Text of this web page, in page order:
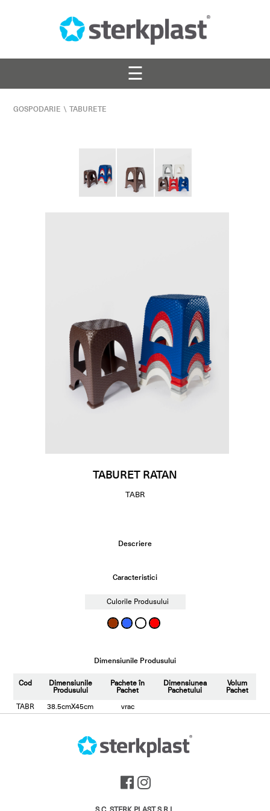
☰
GOSPODARIE \ TABURETE
TABURET RATAN
TABR
Descriere
Caracteristici
Culorile Produsului
Dimensiunile Produsului
Cod Dimensiunile
Produsului
Pachete în
Pachet
Dimensiunea
Pachetului
Volum
Pachet
TABR
38.5cmX45cm vrac